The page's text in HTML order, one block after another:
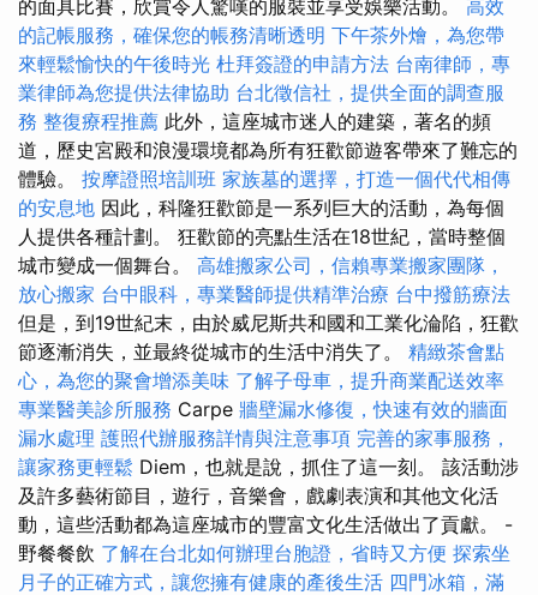
的面具比賽，欣賞令人驚嘆的服裝並享受娛樂活動。 高效
的記帳服務，確保您的帳務清晰透明 下午茶外燴，為您帶
來輕鬆愉快的午後時光 杜拜簽證的申請方法 台南律師，專
業律師為您提供法律協助 台北徵信社，提供全面的調查服
務 整復療程推薦 此外，這座城市迷人的建築，著名的頻
道，歷史宮殿和浪漫環境都為所有狂歡節遊客帶來了難忘的
體驗。 按摩證照培訓班 家族墓的選擇，打造一個代代相傳
的安息地 因此，科隆狂歡節是一系列巨大的活動，為每個
人提供各種計劃。 狂歡節的亮點生活在18世紀，當時整個
城市變成一個舞台。 高雄搬家公司，信賴專業搬家團隊，
放心搬家 台中眼科，專業醫師提供精準治療 台中撥筋療法
但是，到19世紀末，由於威尼斯共和國和工業化淪陷，狂歡
節逐漸消失，並最終從城市的生活中消失了。 精緻茶會點
心，為您的聚會增添美味 了解子母車，提升商業配送效率
專業醫美診所服務 Carpe 牆壁漏水修復，快速有效的牆面
漏水處理 護照代辦服務詳情與注意事項 完善的家事服務，
讓家務更輕鬆 Diem，也就是說，抓住了這一刻。 該活動涉
及許多藝術節目，遊行，音樂會，戲劇表演和其他文化活
動，這些活動都為這座城市的豐富文化生活做出了貢獻。 -
野餐餐飲 了解在台北如何辦理台胞證，省時又方便 探索坐
月子的正確方式，讓您擁有健康的產後生活 四門冰箱，滿